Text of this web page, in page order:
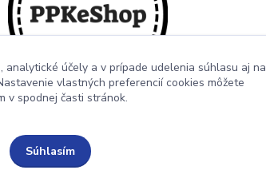
účely a v prípade udelenia súhlasu aj na
vlastných preferencií cookies môžete
v spodnej časti stránok.
Súhlasím